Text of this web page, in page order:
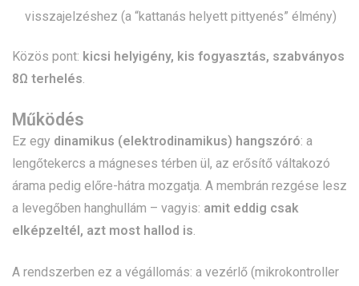
visszajelzéshez (a “kattanás helyett pittyenés” élmény)
Közös pont: kicsi helyigény, kis fogyasztás, szabványos
8Ω terhelés.
Működés
Ez egy dinamikus (elektrodinamikus) hangszóró: a
lengőtekercs a mágneses térben ül, az erősítő váltakozó
árama pedig előre-hátra mozgatja. A membrán rezgése lesz
a levegőben hanghullám – vagyis: amit eddig csak
elképzeltél, azt most hallod is.
A rendszerben ez a végállomás: a vezérlő (mikrokontroller